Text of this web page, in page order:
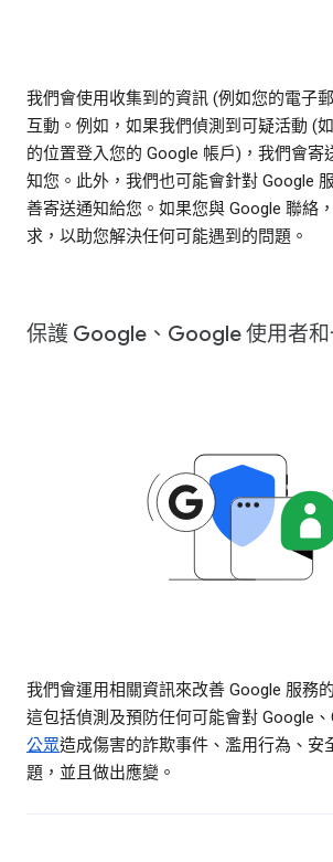
我們會使用收集到的資訊 (例如您的電子
互動。例如，如果我們偵測到可疑活動 (
的位置登入您的 Google 帳戶)，我們會寄
知您。此外，我們也可能會針對 Google
善寄送通知給您。如果您與 Google 聯絡
求，以助您解決任何可能遇到的問題。
保護 Google、Google 使用者和
我們會運用相關資訊來改善 Google 服務的
這包括偵測及預防任何可能會對 Google
公眾造成傷害的詐欺事件、濫用行為、安
題，並且做出應變。